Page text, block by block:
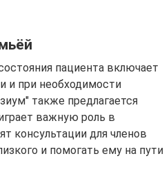
пациента включает
и при необходимости
также предлагается
важную роль в
консультации для членов
и помогать ему на пути